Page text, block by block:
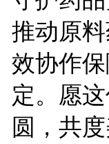
推动原
效协作
定。愿
圆，共